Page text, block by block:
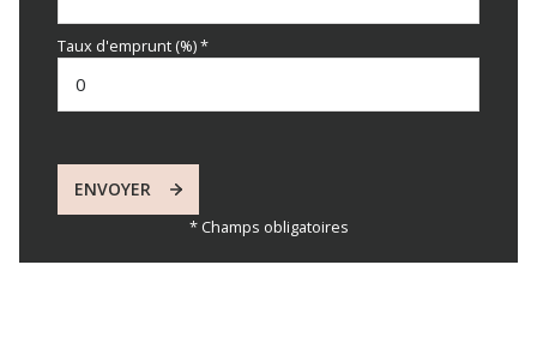
Taux d'emprunt (%) *
ENVOYER
* Champs obligatoires